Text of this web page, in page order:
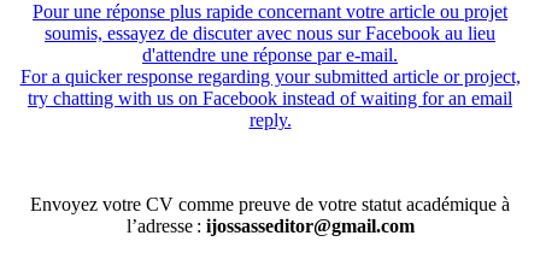
Pour une réponse plus rapide concernant votre article ou projet
soumis, essayez de discuter avec nous sur Facebook au lieu
d'attendre une réponse par e-mail.
For a quicker response regarding your submitted article or project,
try chatting with us on Facebook instead of waiting for an email
reply.
Envoyez votre CV comme preuve de votre statut académique à
l’adresse : ijossasseditor@gmail.com